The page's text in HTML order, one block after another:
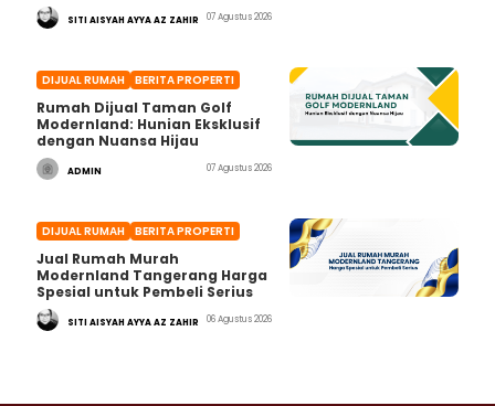
SITI AISYAH AYYA AZ ZAHIR 07 Agustus 2026
DIJUAL RUMAH BERITA PROPERTI
Rumah Dijual Taman Golf
Modernland: Hunian Eksklusif
dengan Nuansa Hijau
ADMIN 07 Agustus 2026
DIJUAL RUMAH BERITA PROPERTI
Jual Rumah Murah
Modernland Tangerang Harga
Spesial untuk Pembeli Serius
SITI AISYAH AYYA AZ ZAHIR 06 Agustus 2026